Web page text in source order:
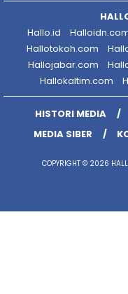
Hallo.id
Hallotokoh.com
Hallojabar.com
Hallokaltim.com
HISTORI MEDIA
MEDIA SIBER
COPYRIGHT © 2026